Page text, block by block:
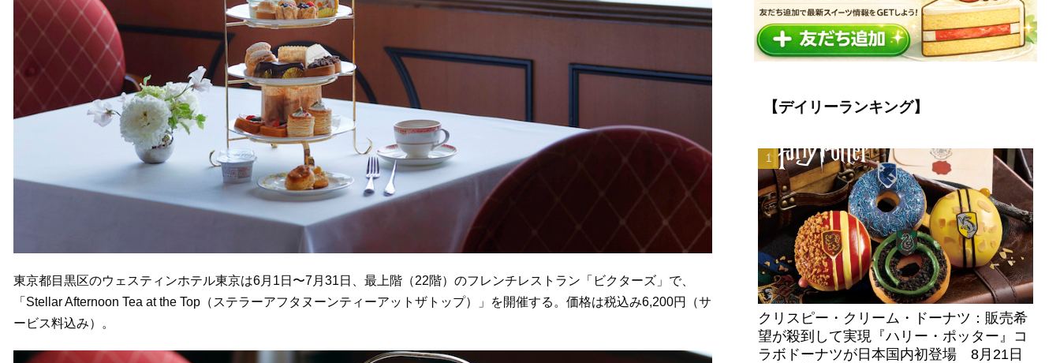
東京都目黒区のウェスティンホテル東京は6月1日〜7月31日、最上階（22階）のフレンチレストラン「ビクターズ」で、
「Stellar Afternoon Tea at the Top（ステラーアフタヌーンティーアットザトップ）」を開催する。価格は税込み6,200円（サ
ービス料込み）。
【デイリーランキング】
クリスピー・クリーム・ドーナツ：販売希
望が殺到して実現『ハリー・ポッター』コ
ラボドーナツが日本国内初登場 8月21日